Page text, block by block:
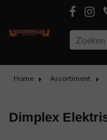
Home Assortiment
Dimplex